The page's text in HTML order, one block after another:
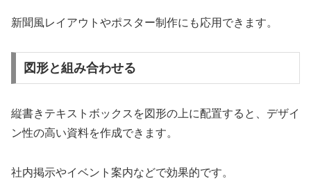
新聞風レイアウトやポスター制作にも応用できます。
図形と組み合わせる
縦書きテキストボックスを図形の上に配置すると、デザイ
ン性の高い資料を作成できます。
社内掲示やイベント案内などで効果的です。